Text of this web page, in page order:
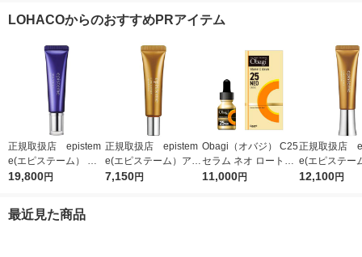
LOHACOからのおすすめPRアイテム
正規取扱店 epistem
e(エピステーム） ス
テムサイエンスアイ 1
19,800円
正規取扱店 epistem
e(エピステーム）アイ
パーフェクトショット
7,150円
Obagi（オバジ） C25
セラム ネオ ロート製
薬
11,000円
正規取扱店
e(エピステー
パーフェクト
12,100円
最近見た商品